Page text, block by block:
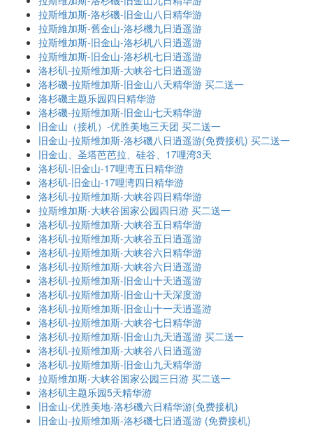
拉斯维加斯-洛杉磯-旧金山八日精华游
拉斯維加斯-舊金山-洛杉機九日逍遥游
拉斯维加斯-旧金山-洛杉机八日逍遥游
拉斯维加斯-旧金山-洛杉机七日逍遥游
洛杉矶-拉斯维加斯-大峡谷七日逍遥游
洛杉磯-拉斯维加斯-旧金山八天精华游 买二送一
洛杉磯主题乐园四日精华游
洛杉磯-拉斯维加斯-旧金山七天精华游
旧金山（接机）-优胜美地三天团 买二送一
旧金山-拉斯维加斯-洛杉磯八日逍遥游(免费接机) 买二送一
旧金山、圣塔芭芭拉、硅谷、17哩湾3天
洛杉矶-旧金山-17哩湾五日精华游
洛杉矶-旧金山-17哩湾四日精华游
洛杉矶-拉斯维加斯-大峡谷四日精华游
拉斯维加斯-大峡谷国家公园四日游 买二送一
洛杉矶-拉斯维加斯-大峡谷五日精华游
洛杉矶-拉斯维加斯-大峡谷五日逍遥游
洛杉矶-拉斯维加斯-大峡谷六日精华游
洛杉矶-拉斯维加斯-大峡谷六日逍遥游
洛杉矶-拉斯维加斯-旧金山十天逍遥游
洛杉矶-拉斯维加斯-旧金山十天深度游
洛杉矶-拉斯维加斯-旧金山十一天逍遥游
洛杉矶-拉斯维加斯-大峡谷七日精华游
洛杉矶-拉斯维加斯-旧金山九天逍遥游 买二送一
洛杉矶-拉斯维加斯-大峡谷八日逍遥游
洛杉矶-拉斯维加斯-旧金山九天精华游
拉斯维加斯-大峡谷国家公园三日游 买二送一
洛杉矶主题乐园5天精华游
旧金山-优胜美地-洛杉磯六日精华游(免费接机)
旧金山-拉斯维加斯-洛杉磯七日逍遥游 (免费接机)